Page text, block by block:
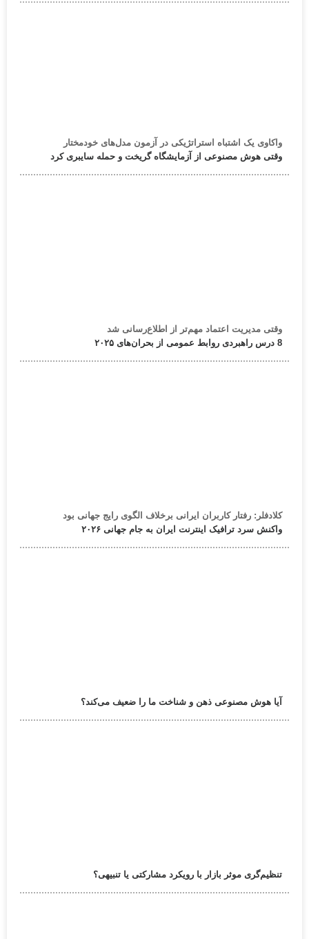
واکاوی یک اشتباه استراتژیکی در آزمون مدل‌های خودمختار
وقتی هوش مصنوعی از آزمایشگاه گریخت و حمله سایبری کرد
وقتی مدیریت اعتماد مهم‌تر از اطلاع‌رسانی شد
8 درس راهبردی روابط عمومی از بحران‌های ۲۰۲۵
کلادفلر: رفتار کاربران ایرانی برخلاف الگوی رایج جهانی بود
واکنش سرد ترافیک اینترنت ایران به جام جهانی ۲۰۲۶
آیا هوش مصنوعی ذهن و شناخت ما را ضعیف می‌کند؟
تنظیم‌گری موثر بازار با رویکرد مشارکتی یا تنبیهی؟